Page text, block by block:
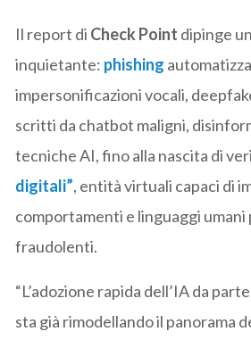
Il report di Check Point dipinge
inquietante: phishing
impersonificazioni vocali,
scritti da chatbot maligni,
tecniche AI, fino alla nascita di
digitali”, entità virtuali capaci di
comportamenti e linguaggi umani
fraudolenti.
“L’adozione rapida dell’IA da
sta già rimodellando il panorama